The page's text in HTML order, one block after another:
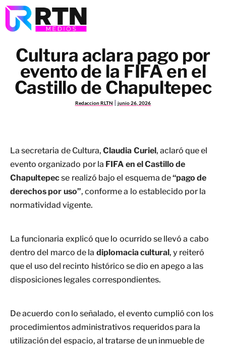
Cultura aclara pago por
evento de la FIFA en el
Castillo de Chapultepec
Redaccion RLTN junio 26, 2026
La secretaria de Cultura,Claudia Curiel, aclaró que el
evento organizado por la FIFA en el Castillo de
Chapultepecse realizó bajo el esquema de“pago de
derechos por uso”, conforme a lo establecido por la
normatividad vigente.
La funcionaria explicó que lo ocurrido se llevó a cabo
dentro del marco de la diplomacia cultural, y reiteró
que el uso del recinto histórico se dio en apego a las
disposiciones legales correspondientes.
De acuerdo con lo señalado, el evento cumplió con los
procedimientos administrativos requeridos para la
utilización del espacio, al tratarse de un inmueble de